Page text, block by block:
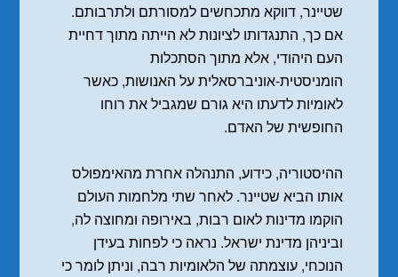
שטיינר, דווקא מתכחשים למסורתם ולתרבותם.
אם כך, התנגדותו לציונות לא הייתה מתוך דחיית
העם היהודי, אלא מתוך הסתכלות
הומניסטית-אוניברסאלית על האנושות, כאשר
לאומיות לדעתו היא גורם שמגביל את רוחו
החופשית של האדם.
ההיסטוריה, כידוע, התנהלה אחרת מהאימפולס
אותו הביא שטיינר. לאחר שתי מלחמות העולם
הוקמו מדינות לאום רבות, באירופה ומחוצה לה,
וביניהן מדינת ישראל. נראה כי לפחות בעידן
הנוכחי, עוצמתה של הלאומיות רבה, וניתן לומר כי